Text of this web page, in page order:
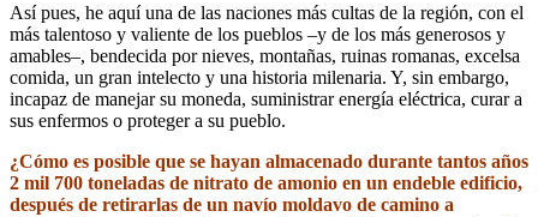
Así pues, he aquí una de las naciones más cultas de la región, con el
más talentoso y valiente de los pueblos –y de los más generosos y
amables–, bendecida por nieves, montañas, ruinas romanas, excelsa
comida, un gran intelecto y una historia milenaria. Y, sin embargo,
incapaz de manejar su moneda, suministrar energía eléctrica, curar a
sus enfermos o proteger a su pueblo.
¿Cómo es posible que se hayan almacenado durante tantos años
2 mil 700 toneladas de nitrato de amonio en un endeble edificio,
después de retirarlas de un navío moldavo de camino a